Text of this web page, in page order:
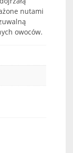
nutami
owoców.